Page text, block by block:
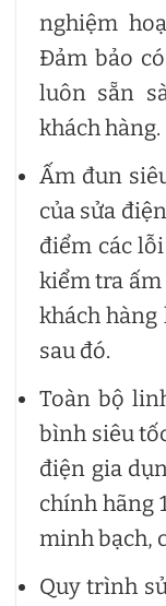
nghiệm
Đảm bảo
luôn sẵn
khách hàng.
Ấm đun
của sửa
điểm các
kiểm tra ấm
khách
sau đó.
Toàn bộ
bình siêu
điện gia
chính hãng
minh bạch,
Quy trình